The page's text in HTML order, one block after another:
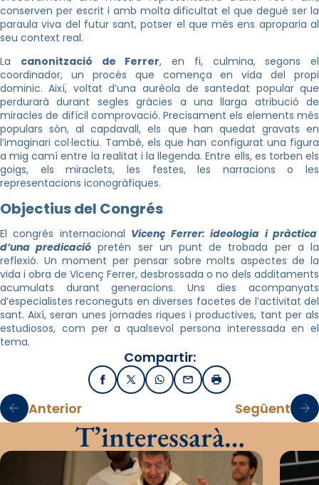
conserven per escrit i amb molta dificultat el que degué ser la
paraula viva del futur sant, potser el que més ens aproparia al
seu context real.
La canonització de Ferrer, en fi, culmina, segons el
coordinador, un procés que comença en vida del propi
dominic. Així, voltat d’una aurèola de santedat popular que
perdurarà durant segles gràcies a una llarga atribució de
miracles de difícil comprovació. Precisament els elements més
populars són, al capdavall, els que han quedat gravats en
l’imaginari col·lectiu. També, els que han configurat una figura
a mig camí entre la realitat i la llegenda. Entre ells, es torben els
goigs, els miraclets, les festes, les narracions o les
representacions iconogràfiques.
Objectius del Congrés
El congrés internacional Vicenç Ferrer: ideologia i pràctica
d’una predicació pretén ser un punt de trobada per a la
reflexió. Un moment per pensar sobre molts aspectes de la
vida i obra de Vicenç Ferrer, desbrossada o no dels additaments
acumulats durant generacions. Uns dies acompanyats
d’especialistes reconeguts en diverses facetes de l’activitat del
sant. Així, seran unes jornades riques i productives, tant per als
estudiosos, com per a qualsevol persona interessada en el
tema.
Compartir:
FacebookX / TwitterWhatsApp
EmailImprimir
Anterior Següent
T’interessarà…